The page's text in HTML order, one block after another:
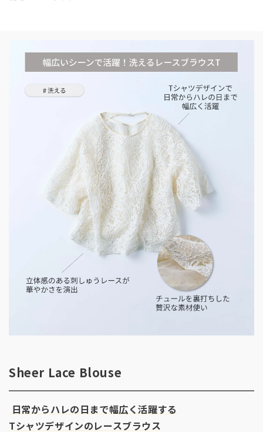
Sheer Lace Blouse
日常からハレの日まで幅広く活躍する